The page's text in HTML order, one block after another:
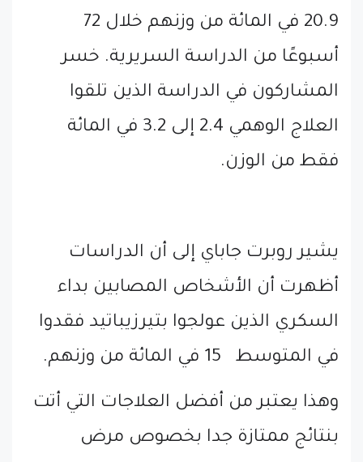
20.9 في المائة من وزنهم خلال 72
أسبوعًا من الدراسة السريرية. خسر
المشاركون في الدراسة الذين تلقوا
العلاج الوهمي 2.4 إلى 3.2 في المائة
فقط من الوزن.
يشير روبرت جاباي إلى أن الدراسات
أظهرت أن الأشخاص المصابين بداء
السكري الذين عولجوا بتيرزيباتيد فقدوا
في المتوسط 15 في المائة من وزنهم.
وهذا يعتبر من أفضل العلاجات التي أتت
بنتائج ممتازة جدا بخصوص مرض